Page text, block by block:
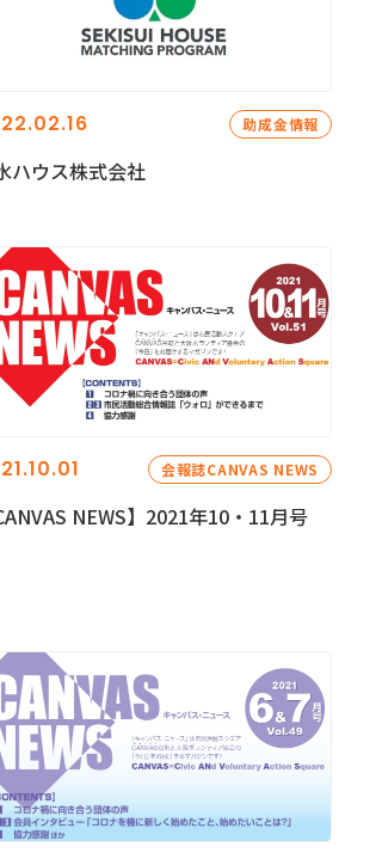
助成金情報
ハウス株式会社
会報誌CANVAS NEWS
NEWS】2021年10・11月号